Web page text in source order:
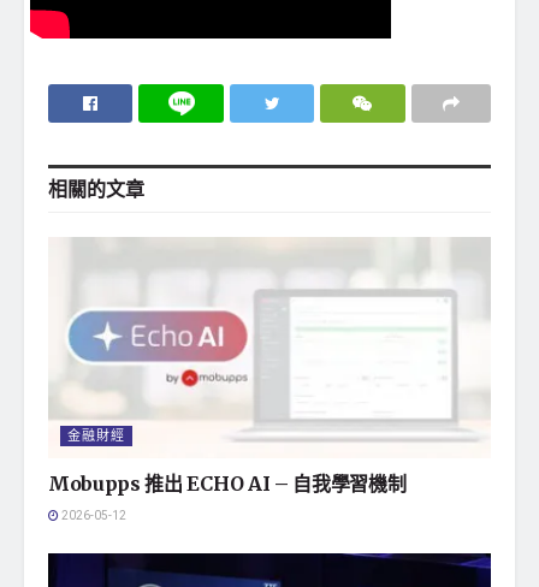
相關的文章
金融財經
Mobupps 推出 ECHO AI – 自我學習機制
2026-05-12